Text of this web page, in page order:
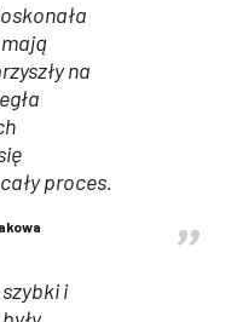
na
proces.
i